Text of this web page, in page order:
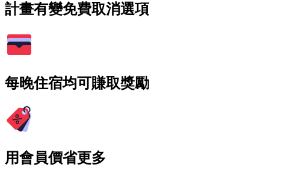
計畫有變免費取消選項
每晚住宿均可賺取獎勵
用會員價省更多